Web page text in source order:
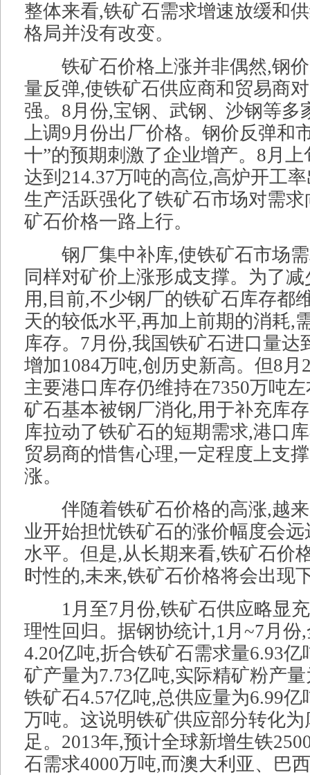
整体来看,铁矿石需求增速放缓和
格局并没有改变。
铁矿石价格上涨并非偶然,钢价
量反弹,使铁矿石供应商和贸易商
强。8月份,宝钢、武钢、沙钢等多
上调9月份出厂价格。钢价反弹和
十”的预期刺激了企业增产。8月
达到214.37万吨的高位,高炉开工
生产活跃强化了铁矿石市场对需
矿石价格一路上行。
钢厂集中补库,使铁矿石市场需
同样对矿价上涨形成支撑。为了
用,目前,不少钢厂的铁矿石库存都
天的较低水平,再加上前期的消耗,
库存。7月份,我国铁矿石进口量达
增加1084万吨,创历史新高。但8月
主要港口库存仍维持在7350万吨
矿石基本被钢厂消化,用于补充库
库拉动了铁矿石的短期需求,港口
贸易商的惜售心理,一定程度上支
涨。
伴随着铁矿石价格的高涨,越来
业开始担忧铁矿石的涨价幅度会
水平。但是,从长期来看,铁矿石价
时性的,未来,铁矿石价格将会出现
1月至7月份,铁矿石供应略显充
理性回归。据钢协统计,1月~7月份
4.20亿吨,折合铁矿石需求量6.93
矿产量为7.73亿吨,实际精矿粉产
铁矿石4.57亿吨,总供应量为6.99亿
万吨。这说明铁矿供应部分转化
足。2013年,预计全球新增生铁
石需求4000万吨,而澳大利亚、巴